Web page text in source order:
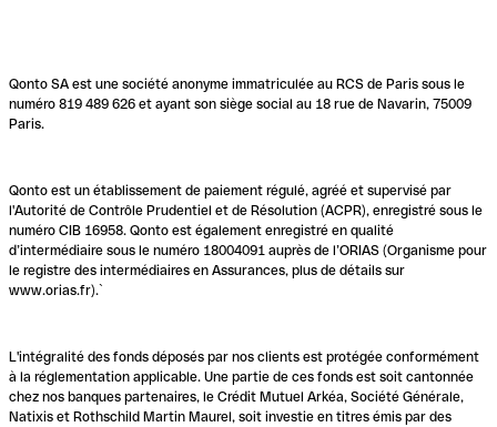
Qonto SA est une société anonyme immatriculée au RCS de Paris sous le
numéro 819 489 626 et ayant son siège social au 18 rue de Navarin, 75009
Paris.
Qonto est un établissement de paiement régulé, agréé et supervisé par
l'Autorité de Contrôle Prudentiel et de Résolution (ACPR), enregistré sous le
numéro CIB 16958. Qonto est également enregistré en qualité
d’intermédiaire sous le numéro 18004091 auprès de l’ORIAS (Organisme pour
le registre des intermédiaires en Assurances, plus de détails sur
www.orias.fr).`
L'intégralité des fonds déposés par nos clients est protégée conformément
à la réglementation applicable. Une partie de ces fonds est soit cantonnée
chez nos banques partenaires, le Crédit Mutuel Arkéa, Société Générale,
Natixis et Rothschild Martin Maurel, soit investie en titres émis par des